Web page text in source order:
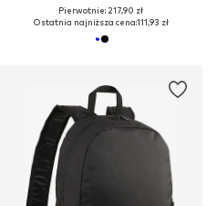
Pierwotnie: 217,90 zł
Ostatnia najniższa cena:111,93 zł